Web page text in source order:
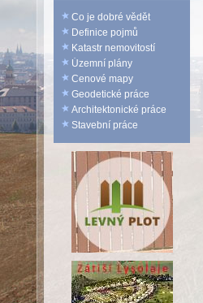
Co je dobré vědět
Definice pojmů
Katastr nemovitostí
Územní plány
Cenové mapy
Geodetické práce
Architektonické práce
Stavební práce